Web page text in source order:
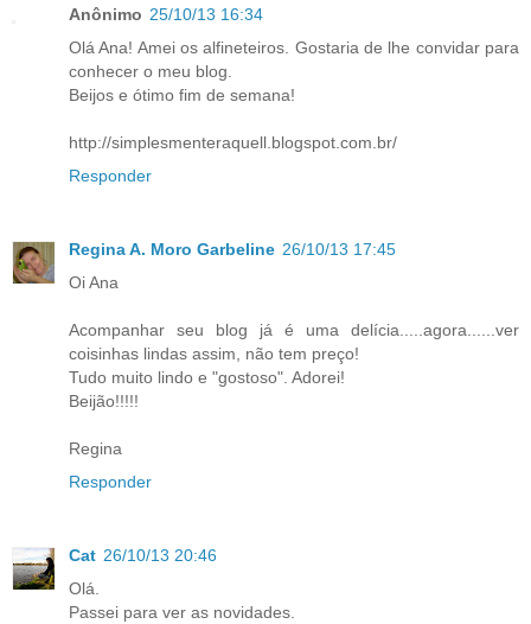
Anônimo 25/10/13 16:34
Olá Ana! Amei os alfineteiros. Gostaria de lhe convidar para
conhecer o meu blog.
Beijos e ótimo fim de semana!
http://simplesmenteraquell.blogspot.com.br/
Responder
Regina A. Moro Garbeline 26/10/13 17:45
Oi Ana
Acompanhar seu blog já é uma delícia.....agora......ver
coisinhas lindas assim, não tem preço!
Tudo muito lindo e "gostoso". Adorei!
Beijão!!!!!
Regina
Responder
Cat 26/10/13 20:46
Olá.
Passei para ver as novidades.